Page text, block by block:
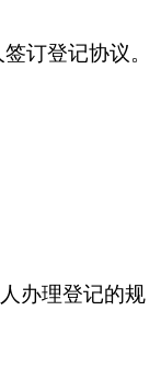
订登记协议。
办理登记的规